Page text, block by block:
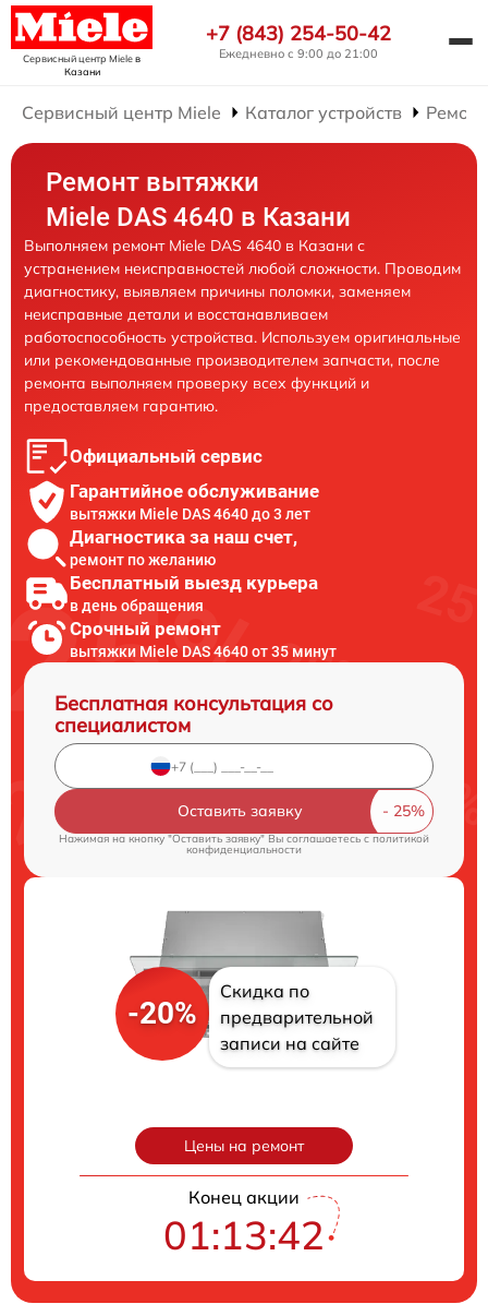
Сервисный центр Mieleв
Казани
+7 (843) 254-50-42
Ежедневно с 9:00 до 21:00
Сервисный центр Miele Каталог устройств
Ремонт вытяжки
Miele DAS 4640 в Казани
Выполняем ремонт Miele DAS 4640 в Казани с
устранением неисправностей любой сложности. Проводим
диагностику, выявляем причины поломки, заменяем
неисправные детали и восстанавливаем
работоспособность устройства. Используем оригинальные
или рекомендованные производителем запчасти, после
ремонта выполняем проверку всех функций и
предоставляем гарантию.
Официальный сервис
Гарантийное обслуживание
вытяжки Miele DAS 4640 до 3 лет
Диагностика за наш счет,
ремонт по желанию
Бесплатный выезд курьера
в день обращения
Срочный ремонт
вытяжки Miele DAS 4640 от 35 минут
Бесплатная консультация со
специалистом
Оставить заявку
Нажимая на кнопку "Оставить заявку" Вы соглашаетесь cполитикой
конфиденциальности
-20%
Скидка по
предварительной
записи на сайте
Цены на ремонт
Конец акции
01:13:41